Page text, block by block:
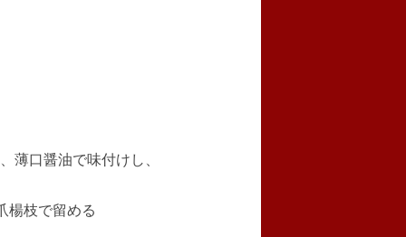
薄口醤油で味付けし、
楊枝で留める